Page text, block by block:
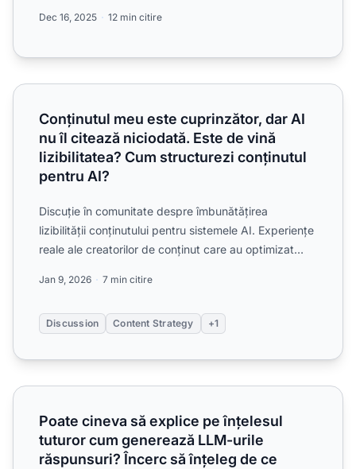
Dec 16, 2025 12 min citire
Conținutul meu este cuprinzător, dar AI nu îl citează
Conținutul meu este cuprinzător, dar AI
nu îl citează niciodată. Este de vină
lizibilitatea? Cum structurezi conținutul
pentru AI?
Discuție în comunitate despre îmbunătățirea
lizibilității conținutului pentru sistemele AI. Experiențe
reale ale creatorilor de conținut care au optimizat
Jan 9, 2026 7 min citire
Discussion Content Strategy +1
Poate cineva să explice pe înțelesul tuturor cum
Poate cineva să explice pe înțelesul
tuturor cum generează LLM-urile
răspunsuri? Încerc să înțeleg de ce